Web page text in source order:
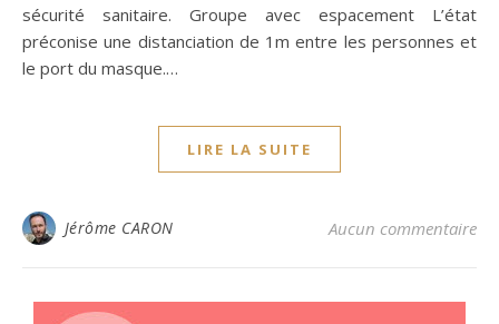
sécurité sanitaire. Groupe avec espacement L’état
préconise une distanciation de 1m entre les personnes et
le port du masque.…
LIRE LA SUITE
Jérôme CARON Aucun commentaire